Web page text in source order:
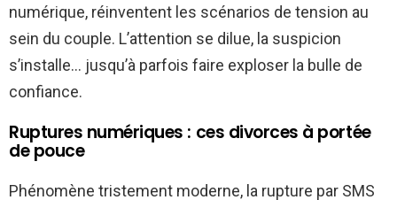
numérique, réinventent les scénarios de tension au
sein du couple. L’attention se dilue, la suspicion
s’installe… jusqu’à parfois faire exploser la bulle de
confiance.
Ruptures numériques : ces divorces à portée
de pouce
Phénomène tristement moderne, la rupture par SMS